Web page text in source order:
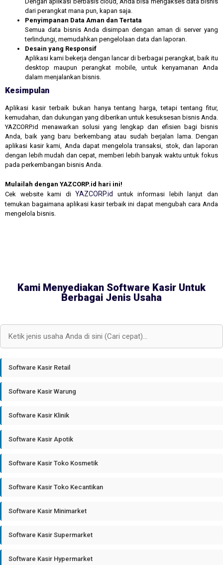
dari perangkat mana pun, kapan saja.
Penyimpanan Data Aman dan Tertata
Semua data bisnis Anda disimpan dengan aman di server yang
terlindungi, memudahkan pengelolaan data dan laporan.
Desain yang Responsif
Aplikasi kami bekerja dengan lancar di berbagai perangkat, baik itu
desktop maupun perangkat mobile, untuk kenyamanan Anda
dalam menjalankan bisnis.
Kesimpulan
Aplikasi kasir terbaik bukan hanya tentang harga, tetapi tentang fitur,
kemudahan, dan dukungan yang diberikan untuk kesuksesan bisnis Anda.
YAZCORP.id menawarkan solusi yang lengkap dan efisien bagi bisnis
Anda, baik yang baru berkembang atau sudah berjalan lama. Dengan
aplikasi kasir kami, Anda dapat mengelola transaksi, stok, dan laporan
dengan lebih mudah dan cepat, memberi lebih banyak waktu untuk fokus
pada perkembangan bisnis Anda.
Mulailah dengan YAZCORP.id hari ini!
Cek website kami di YAZCORP.id
untuk informasi lebih lanjut dan
temukan bagaimana aplikasi kasir terbaik ini dapat mengubah cara Anda
mengelola bisnis.
Kami Menyediakan Software Kasir Untuk
Berbagai Jenis Usaha
Software Kasir Retail
Software Kasir Warung
Software Kasir Klinik
Software Kasir Apotik
Software Kasir Toko Kosmetik
Software Kasir Toko Kecantikan
Software Kasir Minimarket
Software Kasir Supermarket
Software Kasir Hypermarket